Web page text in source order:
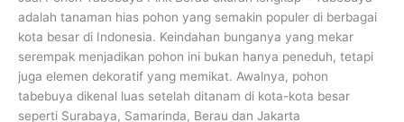
adalah tanaman hias pohon yang semakin populer di berbagai
kota besar di Indonesia. Keindahan bunganya yang mekar
serempak menjadikan pohon ini bukan hanya peneduh, tetapi
juga elemen dekoratif yang memikat. Awalnya, pohon
tabebuya dikenal luas setelah ditanam di kota-kota besar
seperti Surabaya, Samarinda, Berau dan Jakarta
Lengkap,
Siap
Tanam